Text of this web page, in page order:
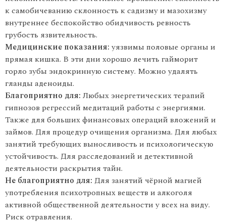
к самобичеванию склонность к садизму и мазохизму
внутреннее беспокойство обидчивость ревность
грубость язвительность.
Медицинские показания: уязвимы половые органы и
прямая кишка. В эти дни хорошо лечить гайморит
горло зубы эндокринную систему. Можно удалять
гланды аденоиды.
Благоприятно для: Любых энергетических терапий
гипнозов регрессий медитаций работы с энергиями.
Также для больших финансовых операций вложений и
займов. Для процедур очищения организма. Для любых
занятий требующих выносливость и психологическую
устойчивость. Для расследований и детективной
деятельности раскрытия тайн.
Не благоприятно для: Для занятий чёрной магией
употребления психотропных веществ и алкоголя
активной общественной деятельности у всех на виду.
Риск отравления.